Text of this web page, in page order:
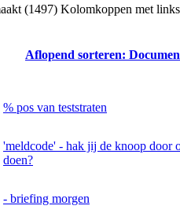
(1497) Kolomkoppen met
Aflopend sorteren:
% pos van teststraten
'meldcode' - hak jij de knoop door
doen?
- briefing morgen